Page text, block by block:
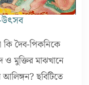
উৎসব
কি দৈব-পিকনিকে
মুক্তির মাঝখানে
ছবিটিতে